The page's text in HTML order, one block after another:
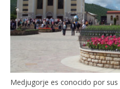
Medjugorje es conocido por